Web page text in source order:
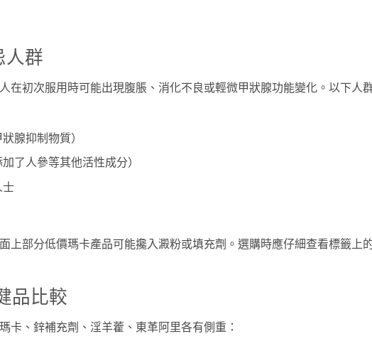
人群
在初次服用時可能出現腹脹、消化不良或輕微甲狀腺功能變化。以下人
腺抑制物質）
了人參等其他活性成分）
士
上部分低價瑪卡產品可能攙入澱粉或填充劑。選購時應仔細查看標籤上
品比較
卡、鋅補充劑、淫羊藿、東革阿里各有側重：